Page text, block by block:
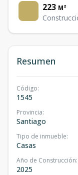
223 M²
Resumen
Código:
1545
Provincia:
Santiago
Tipo de inmueble:
Casas
Año de Construcción:
2025